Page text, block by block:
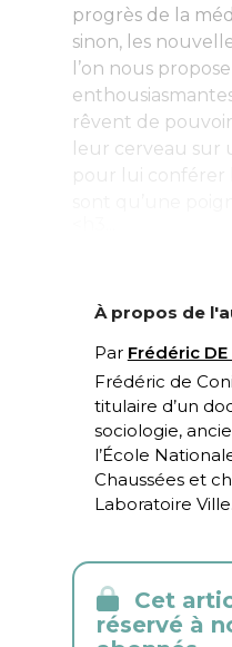
progrès de la
sinon, les
l’on nous
rêvent de
leur cerveau sur
pour lui conférer
À propos de
Par Frédéric DE
Frédéric de
titulaire d’un
sociologie,
l’École
Chaussées et
Laboratoire Ville.
Cet
réservé à